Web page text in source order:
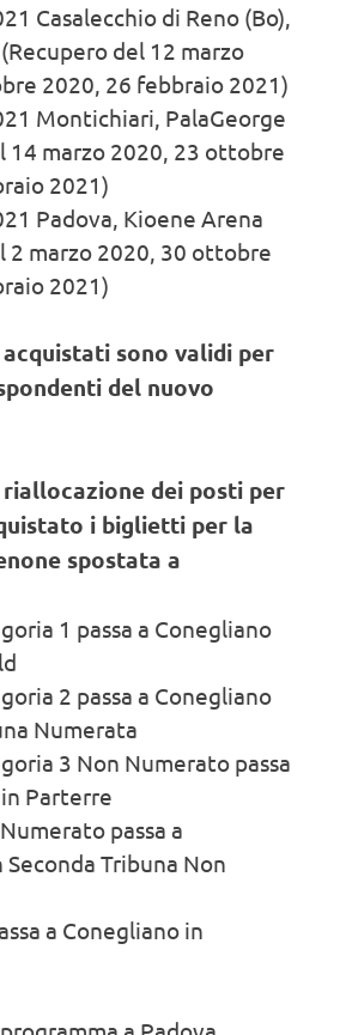
Casalecchio di Reno (Bo),
del 12 marzo
2020, 26 febbraio 2021)
Montichiari, PalaGeorge
14 marzo 2020, 23 ottobre
2021)
Padova, Kioene Arena
2 marzo 2020, 30 ottobre
2021)
sono validi per
del nuovo
dei posti per
i biglietti per la
spostata a
1 passa a Conegliano
2 passa a Conegliano
Numerata
3 Non Numerato passa
Parterre
passa a
Tribuna Non
a Conegliano in